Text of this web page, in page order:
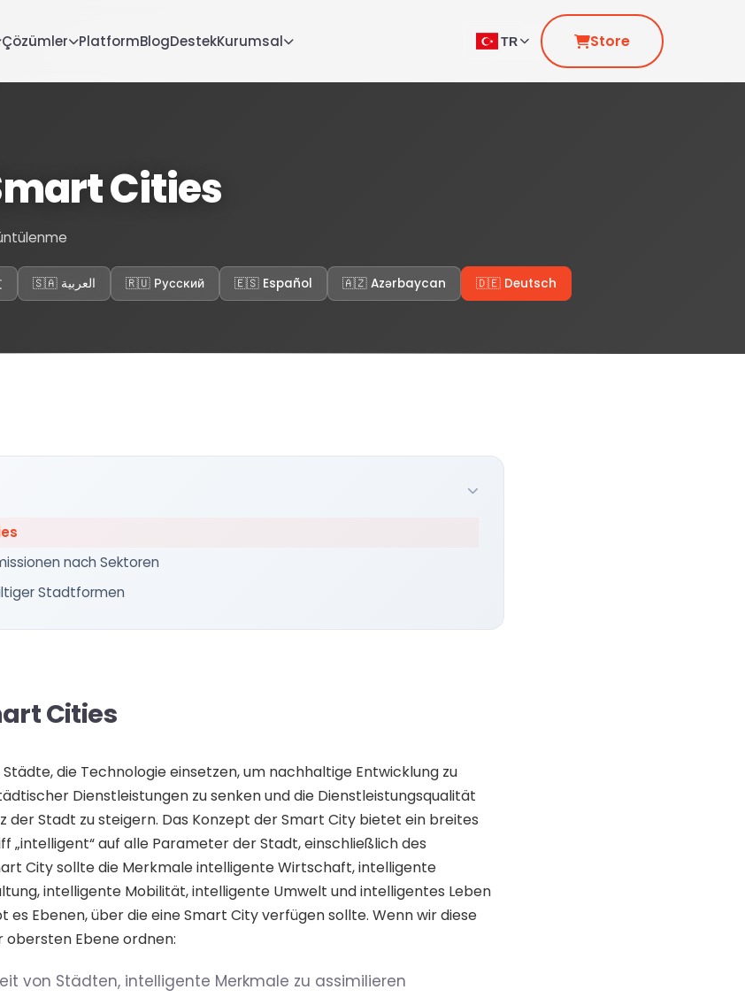
Çözümler PlatformBlogDestekKurumsal TR Store
Cities
🇸🇦 العربية 🇷🇺 Русский 🇪🇸 Español 🇦🇿 Azərbaycan 🇩🇪 Deutsch
nach Sektoren
Stadtformen
Cities
die Technologie einsetzen, um nachhaltige Entwicklung zu
Dienstleistungen zu senken und die Dienstleistungsqualität
der Stadt zu steigern. Das Konzept der Smart City bietet ein breites
„intelligent“ auf alle Parameter der Stadt, einschließlich des
City sollte die Merkmale intelligente Wirtschaft, intelligente
intelligente Mobilität, intelligente Umwelt und intelligentes Leben
Ebenen, über die eine Smart City verfügen sollte. Wenn wir diese
obersten Ebene ordnen:
von Städten, intelligente Merkmale zu assimilieren